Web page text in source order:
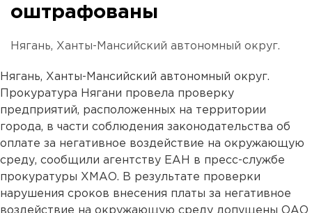
оштрафованы
Нягань, Ханты-Мансийский автономный округ.
Нягань, Ханты-Мансийский автономный округ.
Прокуратура Нягани провела проверку
предприятий, расположенных на территории
города, в части соблюдения законодательства об
оплате за негативное воздействие на окружающую
среду, сообщили агентству ЕАН в пресс-службе
прокуратуры ХМАО. В результате проверки
нарушения сроков внесения платы за негативное
воздействие на окружающую среду допущены ОАО